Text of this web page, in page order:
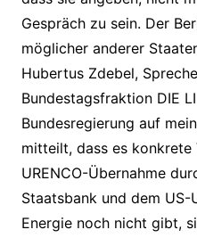
Gespräch zu sein. Der
möglicher anderer
Hubertus Zdebel,
Bundestagsfraktion DIE
Bundesregierung auf
mitteilt, dass es konkrete
URENCO-Übernahme
Staatsbank und dem US-
Energie noch nicht gibt,